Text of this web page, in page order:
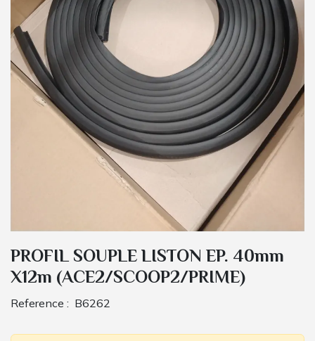
PROFIL SOUPLE LISTON EP. 40mm
X12m (ACE2/SCOOP2/PRIME)
Reference : B6262